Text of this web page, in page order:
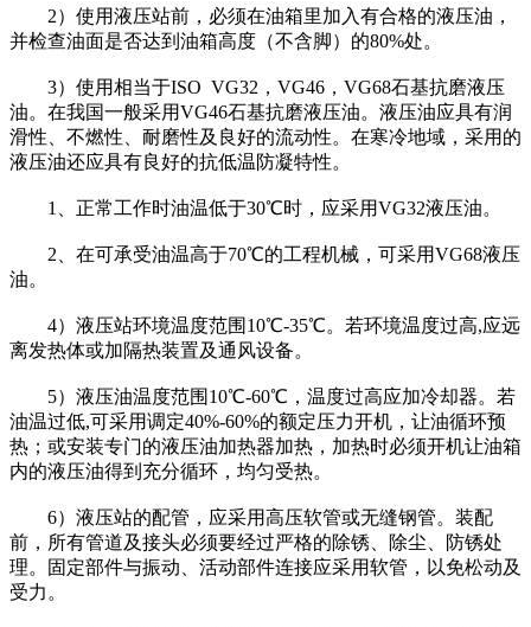
2）使用液压站前，必须在油箱里加入有合格的液压油，
并检查油面是否达到油箱高度（不含脚）的80%处。
3）使用相当于ISO VG32，VG46，VG68石基抗磨液压
油。在我国一般采用VG46石基抗磨液压油。液压油应具有润
滑性、不燃性、耐磨性及良好的流动性。在寒冷地域，采用的
液压油还应具有良好的抗低温防凝特性。
1、正常工作时油温低于30℃时，应采用VG32液压油。
2、在可承受油温高于70℃的工程机械，可采用VG68液压
油。
4）液压站环境温度范围10℃-35℃。若环境温度过高,应远
离发热体或加隔热装置及通风设备。
5）液压油温度范围10℃-60℃，温度过高应加冷却器。若
油温过低,可采用调定40%-60%的额定压力开机，让油循环预
热；或安装专门的液压油加热器加热，加热时必须开机让油箱
内的液压油得到充分循环，均匀受热。
6）液压站的配管，应采用高压软管或无缝钢管。装配
前，所有管道及接头必须要经过严格的除锈、除尘、防锈处
理。固定部件与振动、活动部件连接应采用软管，以免松动及
受力。